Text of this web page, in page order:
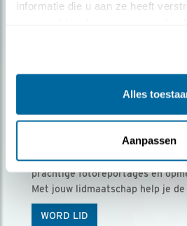
informatie die u aan ze heeft
Alles
Aanpassen
Ontvang 5 x Vogels voor
Vogels is het tijdschrift voor
prachtige fotoreportages en
Met jouw lidmaatschap help je de
WORD LID